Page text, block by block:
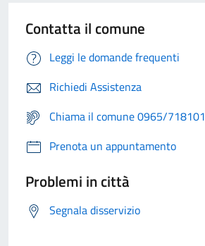
Contatta il comune
Leggi le domande frequenti
Richiedi Assistenza
Chiama il comune 0965/718101
Prenota un appuntamento
Problemi in città
Segnala disservizio